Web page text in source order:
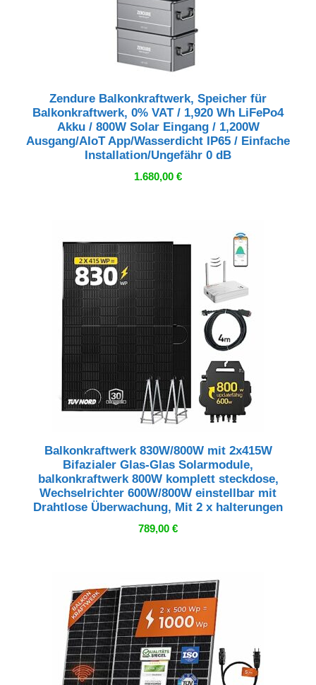
Zendure Balkonkraftwerk, Speicher für
Balkonkraftwerk, 0% VAT / 1,920 Wh LiFePo4
Akku / 800W Solar Eingang / 1,200W
Ausgang/AIoT App/Wasserdicht IP65 / Einfache
Installation/Ungefähr 0 dB
1.680,00 €
Balkonkraftwerk 830W/800W mit 2x415W
Bifazialer Glas-Glas Solarmodule,
balkonkraftwerk 800W komplett steckdose,
Wechselrichter 600W/800W einstellbar mit
Drahtlose Überwachung, Mit 2 x halterungen
789,00 €